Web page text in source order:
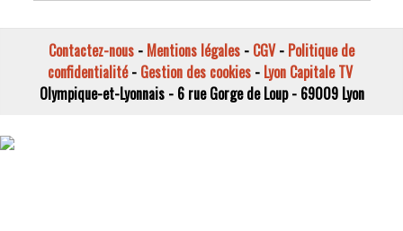
Contactez-nous - Mentions légales - CGV- Politique de
confidentialité- Gestion des cookies- Lyon Capitale TV
Olympique-et-Lyonnais - 6 rue Gorge de Loup - 69009 Lyon